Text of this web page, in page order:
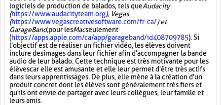
logiciels de production de balados, tels queAudacity
(https://www.audacityteam.org), Vegas
(https://www.vegascreativesoftware.com/fr-ca/) et
GarageBand,pour lesMacseulement
(https://apps.apple.com/ca/app/garageband/id408709785). Si
l'objectif est de réaliser un fichier vidéo, les élèves doivent
inclure des images dans leur fichier afin d'accompagner la bande
audio de leur balado. Cette technique est très motivante pour les
élèves car elle est amusante et elle leur permet d'être très actifs
dans leurs apprentissages. De plus, elle mène à la création d'un
produit concret dont les élèves sont généralement très fiers et
qu'ils ont envie de partager avec leurs collègues, leur famille et
leurs amis.